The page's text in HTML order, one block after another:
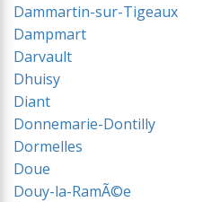
Dammartin-sur-Tigeaux
Dampmart
Darvault
Dhuisy
Diant
Donnemarie-Dontilly
Dormelles
Doue
Douy-la-RamÃ©e